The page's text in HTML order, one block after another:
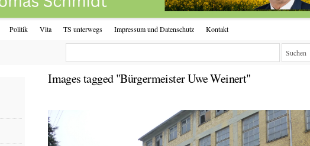
Politik Vita TS unterwegs Impressum und Datenschutz Kontakt
Images tagged "Bürgermeister Uwe Weinert"